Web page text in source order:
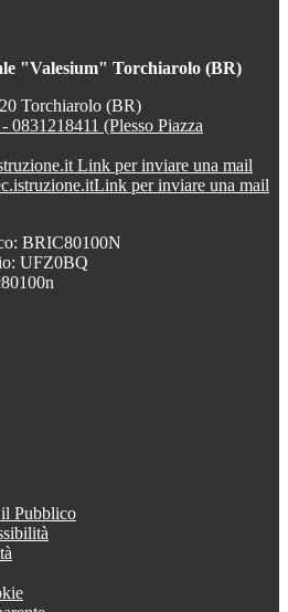
"Valesium" Torchiarolo (BR)
Torchiarolo (BR)
0831218411 (Plesso Piazza
Link per inviare una mail
Link per inviare una mail
BRIC80100N
UFZ0BQ
Pubblico